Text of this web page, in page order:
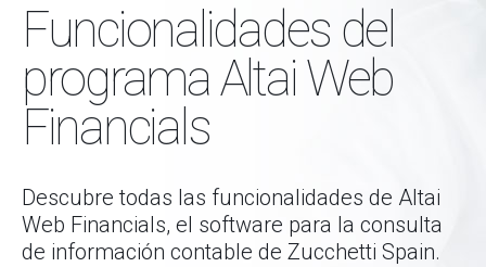
Funcionalidades del
programa Altai Web
Financials
Descubre todas las funcionalidades de Altai
Web Financials, el software para la consulta
de información contable de Zucchetti Spain.